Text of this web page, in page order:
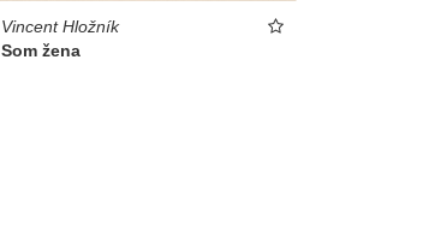
Vincent Hložník
Som žena